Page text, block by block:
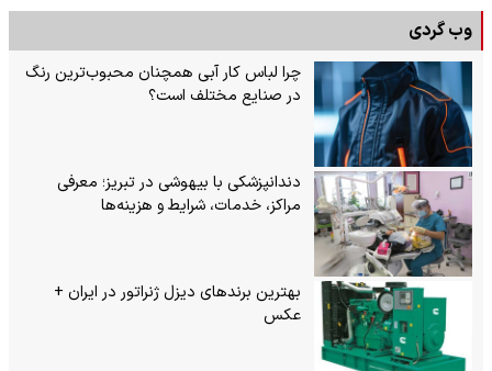
وب گردی
چرا لباس کار آبی همچنان محبوب‌ترین رنگ
در صنایع مختلف است؟
دندانپزشکی با بیهوشی در تبریز؛ معرفی
مراکز، خدمات، شرایط و هزینه‌ها
بهترین برندهای دیزل ژنراتور در ایران +
عکس